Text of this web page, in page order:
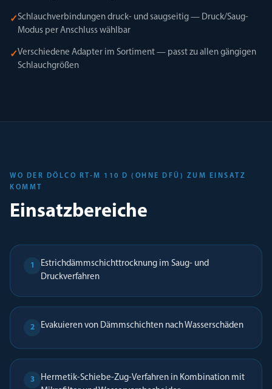
✓ Schlauchverbindungen druck- und saugseitig — Druck/Saug-
Modus per Anschluss wählbar
✓Verschiedene Adapter im Sortiment — passt zu allen gängigen
Schlauchgrößen
WO DER DÖLCO RT-M 110 D (OHNE DFÜ) ZUM EINSATZ
KOMMT
Einsatzbereiche
1
Estrichdämmschichttrocknung im Saug- und
Druckverfahren
2 Evakuieren von Dämmschichten nach Wasserschäden
3
Hermetik-Schiebe-Zug-Verfahren in Kombination mit